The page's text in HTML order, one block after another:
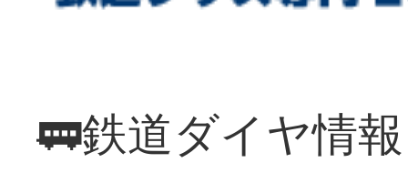
🚃鉄道ダイヤ情